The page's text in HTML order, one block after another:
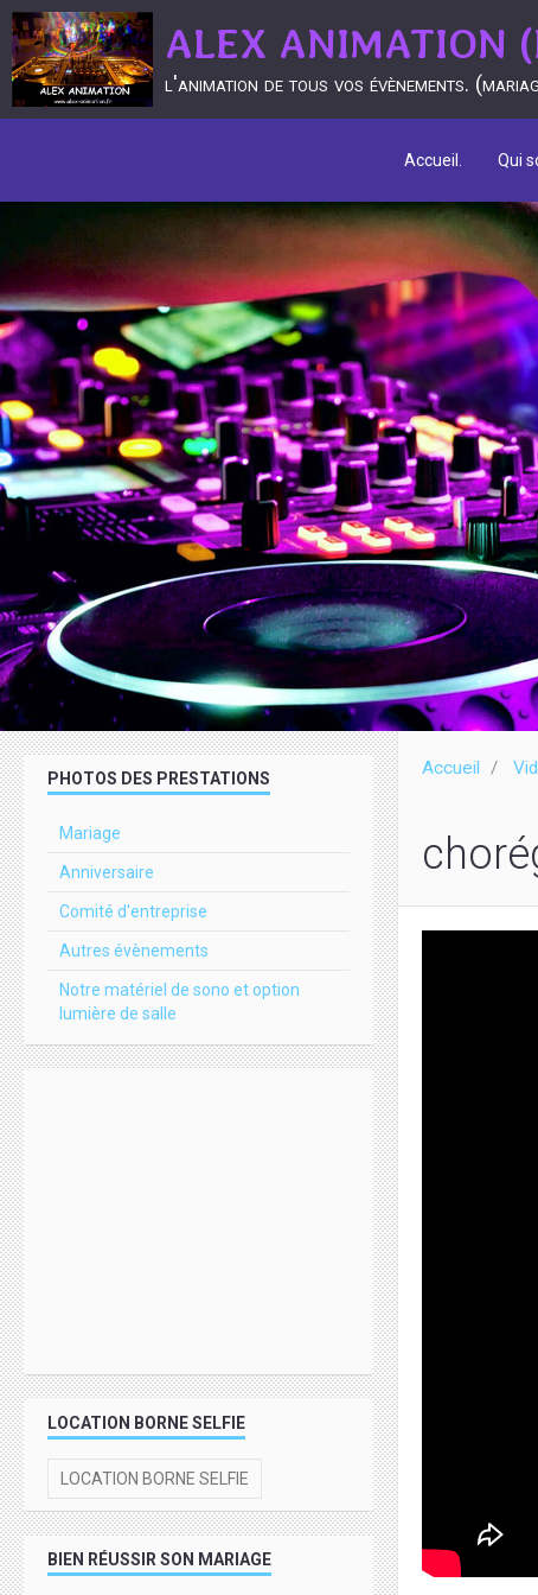
ALEX
l'animation de tous vos évènements.
Accueil. Qui
Accueil
PHOTOS DES PRESTATIONS
Mariage
Anniversaire
Comité d'entreprise
Autres évènements
Notre matériel de sono et option
lumière de salle
LOCATION BORNE SELFIE
LOCATION BORNE SELFIE
BIEN RÉUSSIR SON MARIAGE